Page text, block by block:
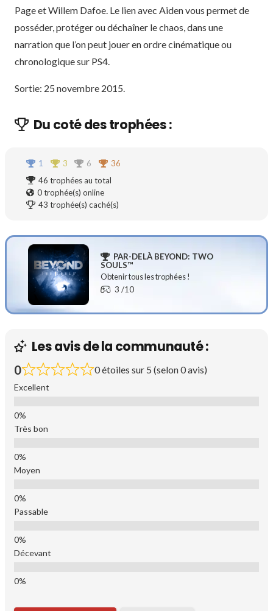
Page et Willem Dafoe. Le lien avec Aiden vous permet de
posséder, protéger ou déchaîner le chaos, dans une
narration que l’on peut jouer en ordre cinématique ou
chronologique sur PS4.
Sortie: 25 novembre 2015.
Du coté des trophées :
1 3 6
36
46 trophées au total
0trophée(s) online
43 trophée(s) caché(s)
PAR-DELÀ BEYOND: TWO
SOULS™
Obtenir tous les trophées !
3 /10
Les avis de la communauté :
0 0 étoiles sur 5 (selon 0 avis)
Excellent
Très bon
Moyen
Passable
Décevant